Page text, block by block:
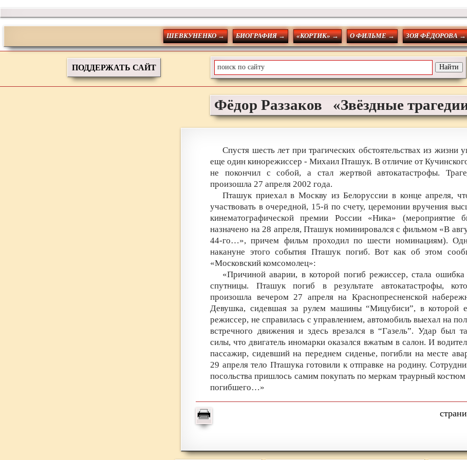
ШЕВКУНЕНКО → БИОГРАФИЯ → «КОРТИК» → О ФИЛЬМЕ → ЗОЯ ФЁДОРОВА →
ПОДДЕРЖАТЬ САЙТ
Фёдор Раззаков «Звёздные
Спустя шесть лет при трагических обстоятельствах из жизни
еще один кинорежиссер - Михаил Пташук. В отличие от
не покончил с собой, а стал жертвой автокатастрофы.
произошла 27 апреля 2002 года.
Пташук приехал в Москву из Белоруссии в конце апреля,
участвовать в очередной, 15-й по счету, церемонии вручения
кинематографической премии России «Ника» (мероприятие
назначено на 28 апреля, Пташук номинировался с фильмом «В
44-го…», причем фильм проходил по шести номинациям).
накануне этого события Пташук погиб. Вот как об этом
«Московский комсомолец»:
«Причиной аварии, в которой погиб режиссер, стала ошибка
спутницы. Пташук погиб в результате автокатастрофы,
произошла вечером 27 апреля на Краснопресненской
Девушка, сидевшая за рулем машины “Мицубиси”, в которой
режиссер, не справилась с управлением, автомобиль выехал на
встречного движения и здесь врезался в “Газель”. Удар был
силы, что двигатель иномарки оказался вжатым в салон. И
пассажир, сидевший на переднем сиденье, погибли на месте
29 апреля тело Пташука готовили к отправке на родину.
посольства пришлось самим покупать по меркам траурный костюм
погибшего…»